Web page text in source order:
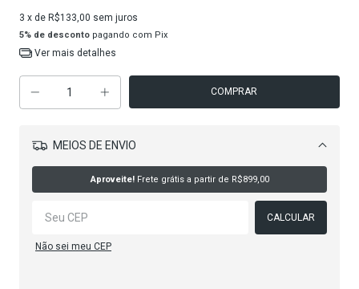
3 x de R$133,00 sem juros
5% de desconto pagando com Pix
Ver mais detalhes
MEIOS DE ENVIO
Aproveite!Frete grátis a partir de R$899,00
CALCULAR
Não sei meu CEP